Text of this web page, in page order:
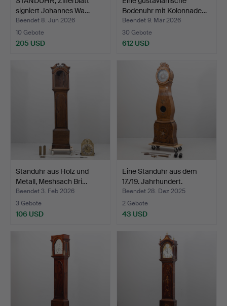
signiert Johannes Wa…
Beendet 8. Jun 2026
10 Gebote
205 USD
Bodenuhr mit Kolonnade…
Beendet 9. Mär 2026
30 Gebote
612 USD
Standuhr aus Holz und
Metall, Meshsach Bri…
Beendet 3. Feb 2026
3 Gebote
106 USD
Eine Standuhr aus dem
17./19. Jahrhundert.
Beendet 28. Dez 2025
2 Gebote
43 USD